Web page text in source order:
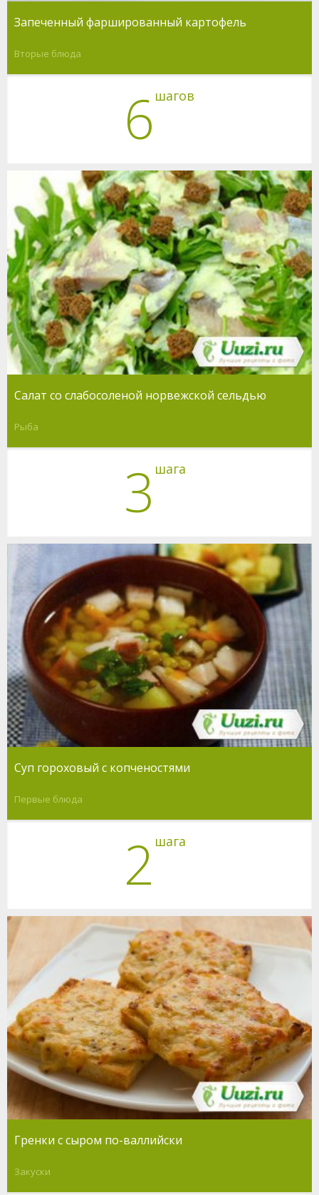
Запеченный фаршированный картофель
Вторые блюда
6 шагов
Салат со слабосоленой норвежской сельдью
Рыба
3 шага
Суп гороховый с копченостями
Первые блюда
2 шага
Гренки с сыром по-валлийски
Закуски